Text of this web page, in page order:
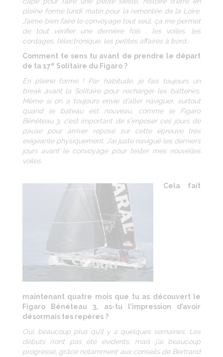
pleine forme lundi matin pour la remontée de la Loire.
J’aime bien faire le convoyage tout seul, ça me permet
de tout vérifier une dernière fois : les voiles, les
cordages, l’électronique, les petites affaires à bord…
Comment te sens tu avant de prendre le départ
de ta 17e Solitaire du Figaro ?
En pleine forme ! Par habitude, je fais toujours un
break avant la Solitaire pour recharger les batteries.
Même si on a toujours envie d’aller naviguer, surtout
quand le bateau est nouveau, comme le Figaro
Bénéteau 3, c’est important de s’imposer ces jours de
pause pour arriver reposé sur cette épreuve très
exigeante physiquement. J’ai juste navigué les derniers
jours avant le convoyage pour tester mes nouvelles
voiles.
Cela fait
maintenant quatre mois que tu as découvert le
Figaro Bénéteau 3, as-tu l’impression d’avoir
désormais tes repères ?
Oui, beaucoup plus qu’il y a quelques semaines. Les
débuts n’ont pas été évidents, mais j’ai beaucoup
progressé, grâce notamment aux conseils de Bertrand